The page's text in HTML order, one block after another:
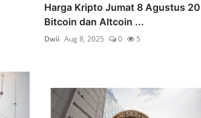
Harga Kripto Jumat 8 Agustus
Bitcoin dan Altcoin ...
Dwii Aug 8, 2025 0 5